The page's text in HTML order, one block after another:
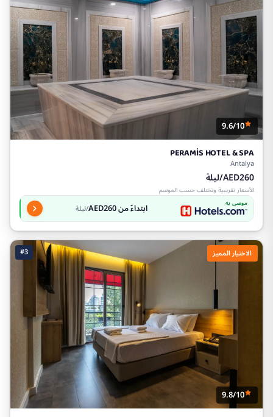
9.6/10
PERAMİS HOTEL & SPA
Antalya
AED260/ليلة
الأسعار تقريبية وتختلف حسب الموسم
موصى به ابتداءً من AED260 /ليلة
#3 الاختيار المميز
9.8/10